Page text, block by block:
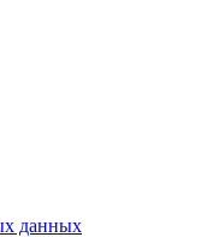
данных